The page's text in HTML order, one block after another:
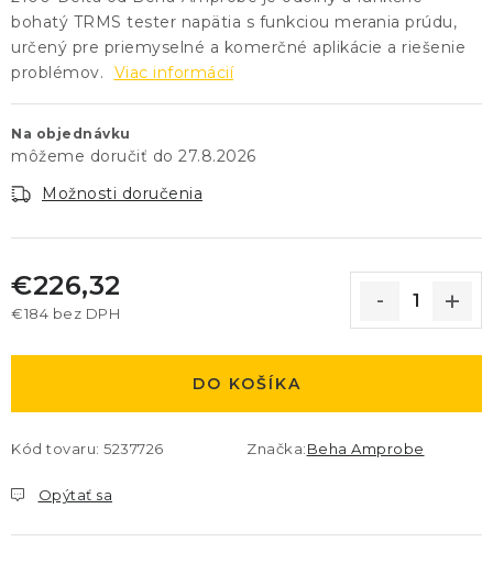
bohatý TRMS tester napätia s funkciou merania prúdu,
určený pre priemyselné a komerčné aplikácie a riešenie
problémov.
Viac informácií
Na objednávku
27.8.2026
Možnosti doručenia
€226,32
€184 bez DPH
DO KOŠÍKA
Kód tovaru: 5237726 Značka:Beha Amprobe
Opýtať sa